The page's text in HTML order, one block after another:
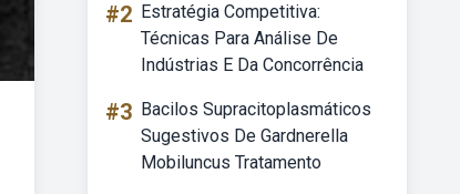
#2 Estratégia Competitiva:
Técnicas Para Análise De
Indústrias E Da Concorrência
#3 Bacilos Supracitoplasmáticos
Sugestivos De Gardnerella
Mobiluncus Tratamento